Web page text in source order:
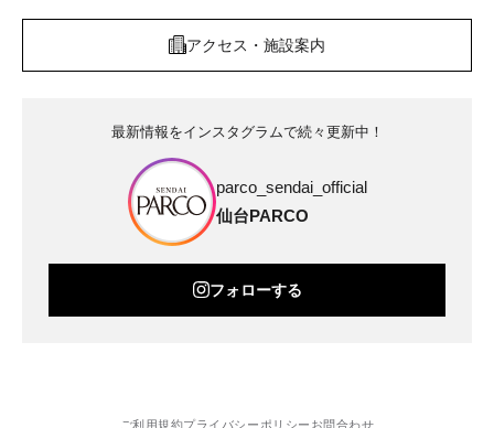
アクセス・施設案内
最新情報をインスタグラムで続々更新中！
parco_sendai_official
仙台PARCO
フォローする
ご利用規約プライバシーポリシー お問合わせ